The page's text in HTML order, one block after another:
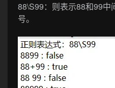
88\S99：则表示88和99中
号。